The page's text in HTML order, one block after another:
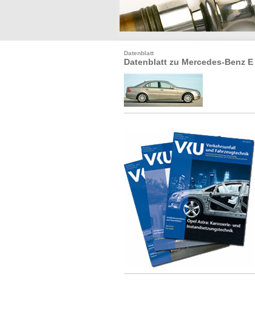
Datenblatt
Datenblatt zu Mercedes-Benz E